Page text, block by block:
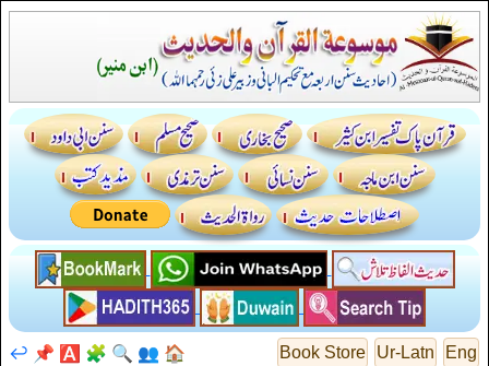
Eng
Ur-Latn
Book Store
🏠
👥
🔍
🧩
🅰️
📌
↩️